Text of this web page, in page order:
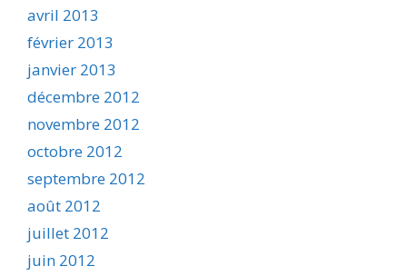
avril 2013
février 2013
janvier 2013
décembre 2012
novembre 2012
octobre 2012
septembre 2012
août 2012
juillet 2012
juin 2012